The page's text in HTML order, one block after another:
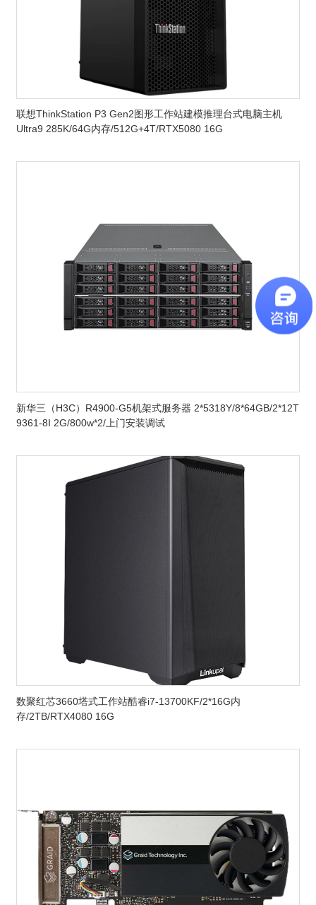
联想ThinkStation P3 Gen2图形工作站建模推理台式电脑主机
Ultra9 285K/64G内存/512G+4T/RTX5080 16G
新华三（H3C）R4900-G5机架式服务器 2*5318Y/8*64GB/2*12T
9361-8I 2G/800w*2/上门安装调试
数聚红芯3660塔式工作站酷睿i7-13700KF/2*16G内
存/2TB/RTX4080 16G